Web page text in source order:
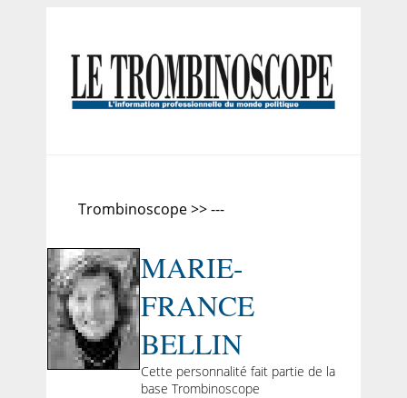
Trombinoscope >> ---
MARIE-
FRANCE
BELLIN
Cette personnalité fait partie de la
base Trombinoscope